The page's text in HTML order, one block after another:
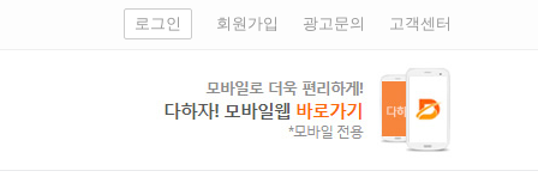
로그인 회원가입 광고문의 고객센터